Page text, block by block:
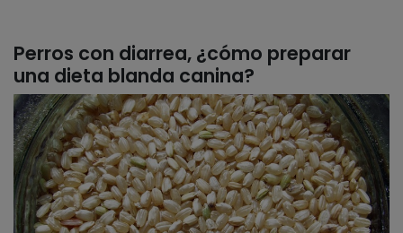
Perros con diarrea, ¿cómo preparar
una dieta blanda canina?